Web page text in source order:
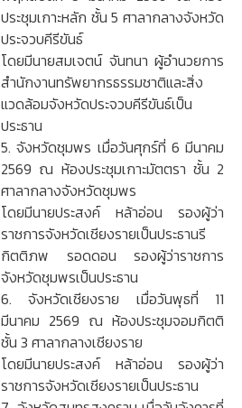
ประชุมเกาะหลัก ชั้น 5 ศาลากลางจังหวัด
ประจวบคีรีขันธ์
โดยมีนายสมเจตน์ จันทนา ผู้อำนวยการ
สำนักงานทรัพยากรธรรมชาติและสิ่ง
แวดล้อมจังหวัดประจวบคีรีขันธ์เป็น
ประธาน
5. จังหวัดชุมพร เมื่อวันศุกร์ที่ 6 มีนาคม
2569 ณ ห้องประชุมเกาะมัตตรา ชั้น 2
ศาลากลางจังหวัดชุมพร
โดยมีนายประสงค์ หล้าอ่อน รองผู้ว่า
ราชการจังหวัดเชียงรายเป็นประธานรี
กิตติภพ รอดดอน รองผู้ว่าราชการ
จังหวัดชุมพรเป็นประธาน
6. จังหวัดเชียงราย เมื่อวันพุธที่ 11
มีนาคม 2569 ณ ห้องประชุมจอมกิตติ
ชั้น 3 ศาลากลางเชียงราย
โดยมีนายประสงค์ หล้าอ่อน รองผู้ว่า
ราชการจังหวัดเชียงรายเป็นประธาน